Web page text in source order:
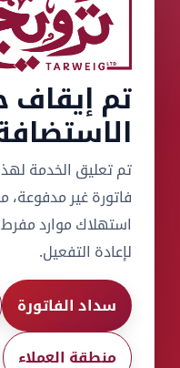
تم
تم تعليق الخدمة
فاتورة غير مدفوعة،
استهلاك موارد
لإعادة التفعيل.
سداد الفاتورة
منطقة العملاء